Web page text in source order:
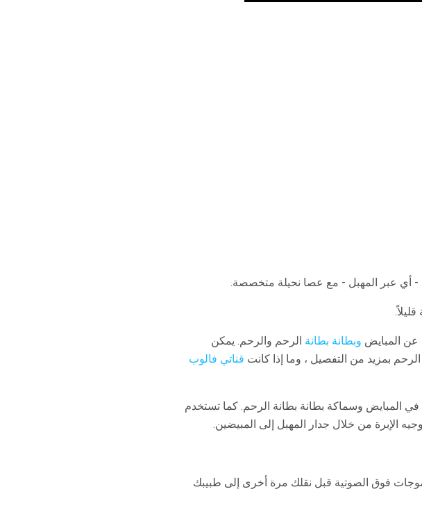
- أي عبر المهبل - مع عصا نحيلة متخصصة.
عن المبايض وبطانة بطانة الرحم والرحم. يمكن
بمزيد من التفصيل ، وما إذا كانت قناتي فالوب
في المبايض وسماكة بطانة بطانة الرحم. كما تستخدم
الإبرة من خلال جدار المهبل إلى المبيضين.
فوق الصوتية قبل نقلك مرة أخرى إلى طبيبك